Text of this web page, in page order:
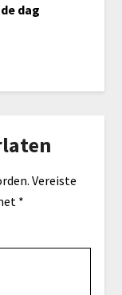
dag
Vereiste
*